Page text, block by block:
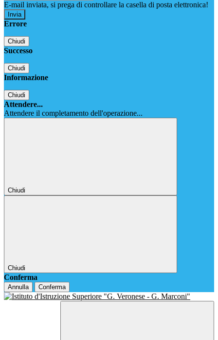
E-mail inviata, si prega di controllare la casella di posta elettronica!
Errore
Chiudi
Successo
Chiudi
Informazione
Chiudi
Attendere...
Attendere il completamento dell'operazione...
Chiudi
Chiudi
Conferma
Annulla Conferma